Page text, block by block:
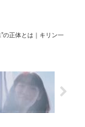
の正体とは｜キリン一